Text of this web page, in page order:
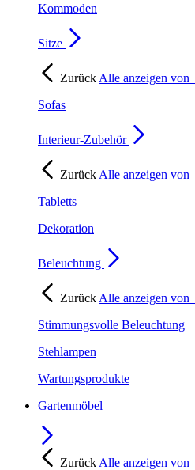
Kommoden
Sitze
Zurück Alle anzeigen von
Sofas
Interieur-Zubehör
Zurück Alle anzeigen von
Tabletts
Dekoration
Beleuchtung
Zurück Alle anzeigen von
Stimmungsvolle Beleuchtung
Stehlampen
Wartungsprodukte
Gartenmöbel
Zurück Alle anzeigen von